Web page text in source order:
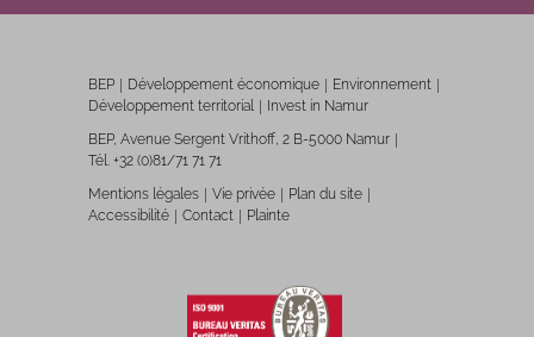
BEP Développement économique
Environnement
Développement territorial
Invest in Namur
BEP, Avenue Sergent Vrithoff, 2 B-5000 Namur
Tél. +32 (0)81/71 71 71
Mentions légales
Vie privée
Plan du site
Accessibilité
Contact Plainte